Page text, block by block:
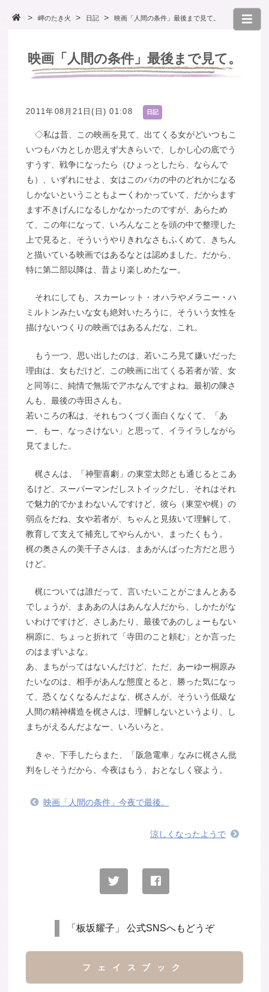
岬のたき火 日記 映画「人間の条件」最後まで見て。
映画「人間の条件」最後まで見て。
2011年08月21日(日) 01:08 日記
◇私は昔、この映画を見て、出てくる女がどいつもこ
いつもバカとしか思えず大きらいで、しかし心の底でう
すうす、戦争になったら（ひょっとしたら、ならんで
も）、いずれにせよ、女はこのバカの中のどれかになる
しかないということもよーくわかっていて、だからます
ます不きげんになるしかなかったのですが、あらため
て、この年になって、いろんなことを頭の中で整理した
上で見ると、そういうやりきれなさもふくめて、きちん
と描いている映画ではあるなとは認めました。だから、
特に第二部以降は、昔より楽しめたなー。
それにしても、スカーレット・オハラやメラニー・ハ
ミルトンみたいな女も絶対いたろうに、そういう女性を
描けないつくりの映画ではあるんだな、これ。
もう一つ、思い出したのは、若いころ見て嫌いだった
理由は、女もだけど、この映画に出てくる若者が皆、女
と同等に、純情で無垢でアホなんですよね。最初の陳さ
んも、最後の寺田さんも。
若いころの私は、それもつくづく面白くなくて、「あ
ー、もー、なっさけない」と思って、イライラしながら
見てました。
梶さんは、「神聖喜劇」の東堂太郎とも通じるとこあ
るけど、スーパーマンだしストイックだし、それはそれ
で魅力的でかまわないんですけど、彼ら（東堂や梶）の
弱点をだね、女や若者が、ちゃんと見抜いて理解して、
教育して支えて補充してやらんかい、まったくもう。
梶の奥さんの美千子さんは、まあがんばった方だと思う
けど。
梶については誰だって、言いたいことがごまんとある
でしょうが、まああの人はあんな人だから、しかたがな
いわけですけど、さしあたり、最後であのしょーもない
桐原に、ちょっと折れて「寺田のこと頼む」とか言った
のはまずいよな。
あ、まちがってはないんだけど、ただ、あーゆー桐原み
たいなのは、相手があんな態度とると、勝った気になっ
て、恐くなくなるんだよな、梶さんが。そういう低級な
人間の精神構造を梶さんは、理解しないというより、し
まちがえるんだよなー、いろいろと。
きゃ、下手したらまた、「阪急電車」なみに梶さん批
判をしそうだから、今夜はもう、おとなしく寝よう。
映画「人間の条件」今夜で最後。
涼しくなったようで
「板坂耀子」 公式SNSへもどうぞ
フェイスブック